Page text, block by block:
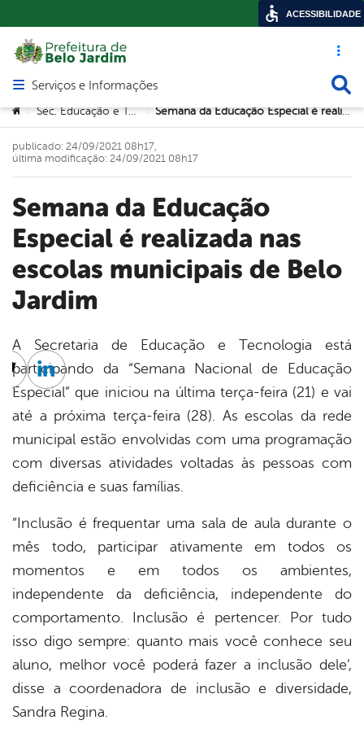
Acesso
Abrir menu principal de navegação
Serviços e Informações
Você está aqui:
> Sec. Educação e Tecnologia > Semana da Educação Especial é realizada nas escolas municipais de Belo Jardim
Semana da Educação
Especial é realizada nas
escolas municipais de Belo
Jardim
publicado: 24/09/2021 08h17,
última modificação: 24/09/2021 08h17
A Secretaria de Educação e Tecnologia está
participando da “Semana Nacional de Educação
Especial” que iniciou na última terça-feira (21) e vai
até a próxima terça-feira (28). As escolas da rede
municipal estão envolvidas com uma programação
com diversas atividades voltadas às pessoas com
deficiência e suas famílias.
“Inclusão é frequentar uma sala de aula durante o
mês todo, participar ativamente em todos os
momentos e em todos os ambientes,
independente da deficiência, independente do
comportamento. Inclusão é pertencer. Por tudo
isso digo sempre: quanto mais você conhece seu
aluno, melhor você poderá fazer a inclusão dele’,
disse a coordenadora de inclusão e diversidade,
Sandra Regina.
Twitter
Linkedin
ACESSIBILIDADE